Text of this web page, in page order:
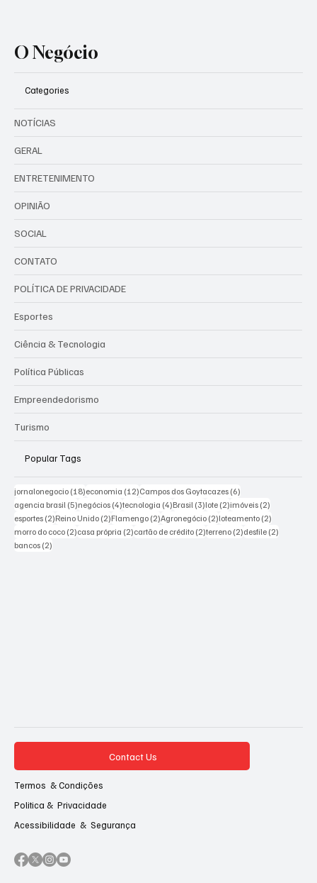
O Negócio
Categories
NOTÍCIAS
GERAL
ENTRETENIMENTO
OPINIÃO
SOCIAL
CONTATO
POLÍTICA DE PRIVACIDADE
Esportes
Ciência & Tecnologia
Política Públicas
Empreendedorismo
Turismo
Popular Tags
jornalonegocio (18)18 posts
economia (12)12 posts
Campos dos Goytacazes (6)
agencia brasil (5)5 posts
negócios (4)4 posts
tecnologia (4)4 posts
Brasil (3)3 posts
lote (2)2 posts
imóveis (2)
esportes (2)2 posts
Reino Unido (2)2 posts
Flamengo (2)2 posts
Agronegócio (2)2 posts
loteamento (2)
morro do coco (2)2 posts
casa própria (2)2 posts
cartão de crédito (2)2 posts
terreno (2)2 posts
desfile (2)
bancos (2)
Contact Us
Termos & Condições
Politica & Privacidade
Acessibilidade & Segurança